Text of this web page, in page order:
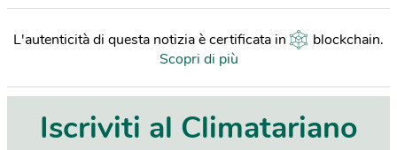
L'autenticità di questa notizia è certificata in blockchain.
Scopri di più
Iscriviti al Climatariano